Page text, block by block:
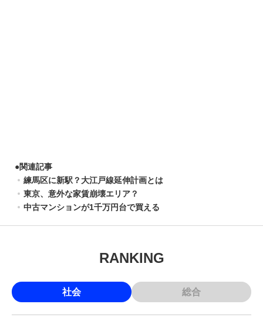
●関連記事
練馬区に新駅？大江戸線延伸計画とは
東京、意外な家賃崩壊エリア？
中古マンションが1千万円台で買える
RANKING
社会 総合